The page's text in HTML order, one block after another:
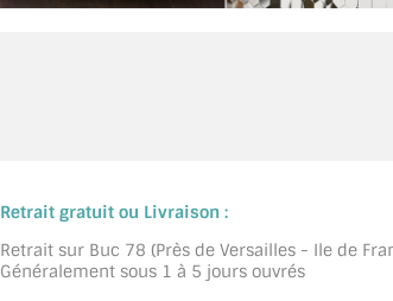
Retrait gratuit ou Livraison :
Retrait sur Buc 78 (Près de Versailles - Ile de
Généralement sous 1 à 5 jours ouvrés